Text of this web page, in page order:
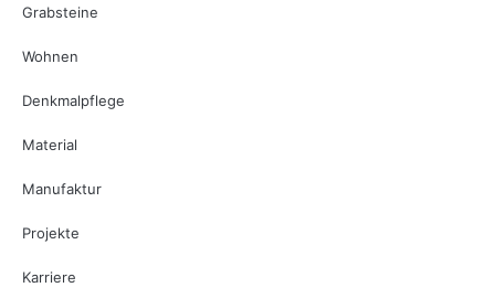
Grabsteine
Wohnen
Denkmalpflege
Material
Manufaktur
Projekte
Karriere